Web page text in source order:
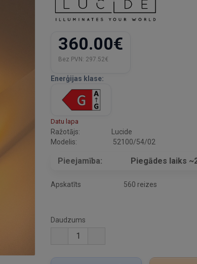
360.00€
Bez PVN: 297.52€
Enerģijas klase:
Datu lapa
Ražotājs:
Lucide
Modelis:
52100/54/02
Pieejamība: Piegādes laiks
Apskatīts 560 reizes
Daudzums